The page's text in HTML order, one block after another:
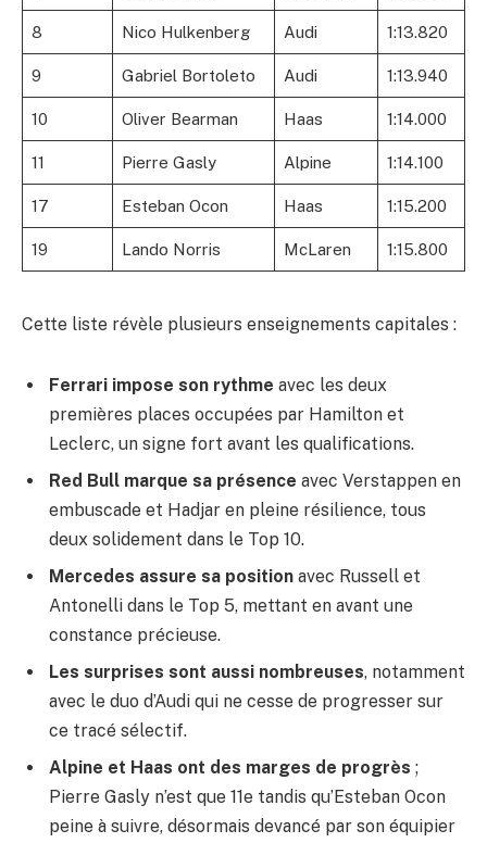
8 Nico Hulkenberg Audi 1:13.820
9 Gabriel Bortoleto Audi 1:13.940
10 Oliver Bearman Haas 1:14.000
11 Pierre Gasly Alpine 1:14.100
17 Esteban Ocon Haas 1:15.200
19 Lando Norris McLaren 1:15.800
Cette liste révèle plusieurs enseignements capitales :
Ferrari impose son rythme avec les deux
premières places occupées par Hamilton et
Leclerc, un signe fort avant les qualifications.
Red Bull marque sa présence avec Verstappen en
embuscade et Hadjar en pleine résilience, tous
deux solidement dans le Top 10.
Mercedes assure sa position avec Russell et
Antonelli dans le Top 5, mettant en avant une
constance précieuse.
Les surprises sont aussi nombreuses, notamment
avec le duo d’Audi qui ne cesse de progresser sur
ce tracé sélectif.
Alpine et Haas ont des marges de progrès ;
Pierre Gasly n’est que 11e tandis qu’Esteban Ocon
peine à suivre, désormais devancé par son équipier